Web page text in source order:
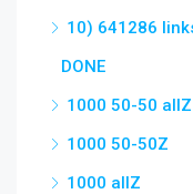
10) 641286
DONE
1000 50-50 allZ
1000 50-50Z
1000 allZ